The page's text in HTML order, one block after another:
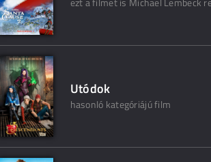
Utódok
hasonló kategóriájú film